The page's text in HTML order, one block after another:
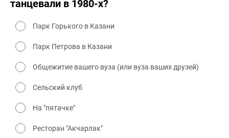
танцевали в 1980-х?
Парк Горького в Казани
Парк Петрова в Казани
Общежитие вашего вуза (или вуза ваших друзей)
Сельский клуб
На "пятачке"
Ресторан "Акчарлак"